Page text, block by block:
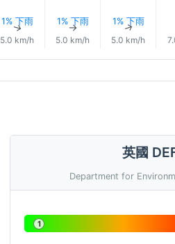
1% 下雨
↑
5.0 km/h
1% 下雨
↑
5.0 km/h
1% 下雨
↑
5.0 km/h
英國
Department for
1